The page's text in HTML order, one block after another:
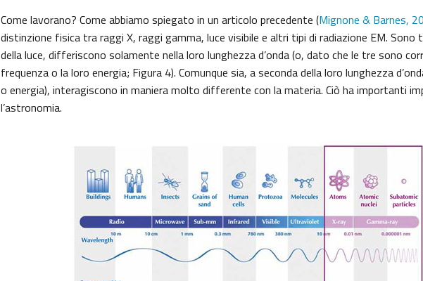
Come lavorano? Come abbiamo spiegato in un articolo precedente (Mignone & Barnes,
distinzione fisica tra raggi X, raggi gamma, luce visibile e altri tipi di radiazione EM.
della luce, differiscono solamente nella loro lunghezza d’onda (o, dato che le tre sono
frequenza o la loro energia; Figura 4). Comunque sia, a seconda della loro lunghezza
o energia), interagiscono in maniera molto differente con la materia. Ciò ha importanti
l’astronomia.